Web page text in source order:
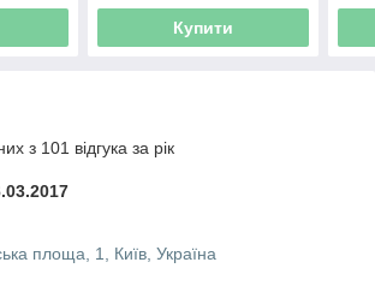
Купити
з 101 відгука за рік
площа, 1, Київ, Україна